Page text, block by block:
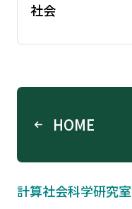
社会
HOME
計算社会科学研究室